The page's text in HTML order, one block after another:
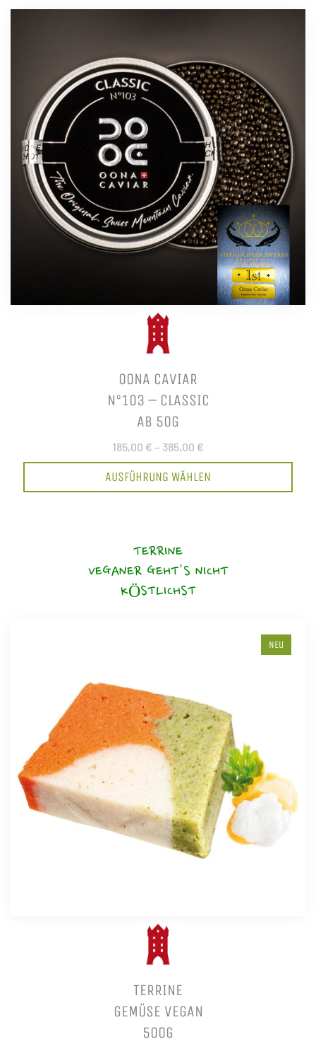
OONA CAVIAR
N°103 – CLASSIC
AB 50G
185,00 € – 385,00 €
AUSFÜHRUNG WÄHLEN
TERRINE
VEGANER GEHT'S NICHT
KÖSTLICHST
NEU
TERRINE
GEMÜSE VEGAN
500G